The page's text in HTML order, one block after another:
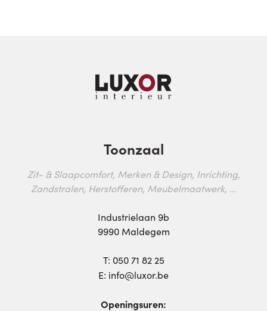
Toonzaal
Zit- & Slaapcomfort, Merken & Design, Inrichting,
Zandstralen, Herstofferen, Meubelmaatwerk, ...
Industrielaan 9b
9990 Maldegem
T: 050 71 82 25
E: info@luxor.be
Openingsuren: